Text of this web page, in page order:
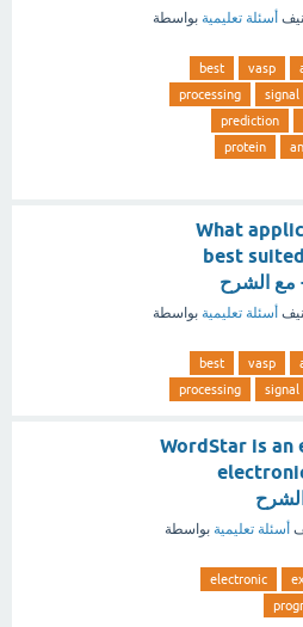
أسئلة تعليمية بواسطة
vasp
best
signal
processing
prediction
protein
What
best
أسئلة تعليمية بواسطة
vasp
best
signal
processing
WordStar is an
أسئلة تعليمية بواسطة
electronic